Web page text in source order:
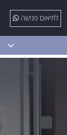
לתיאום פגישה